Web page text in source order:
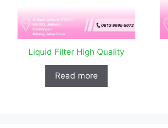
Liquid Filter High Quality
Read more